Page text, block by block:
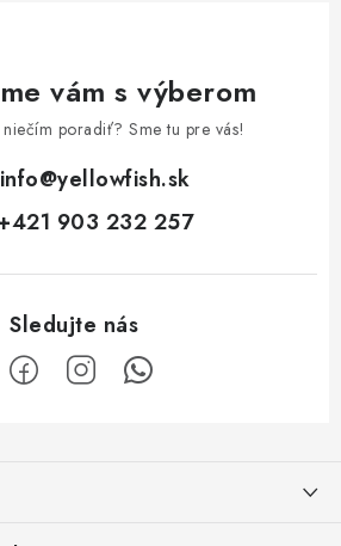
vám s výberom
poradiť? Sme tu pre vás!
info@yellowfish.sk
903 232 257